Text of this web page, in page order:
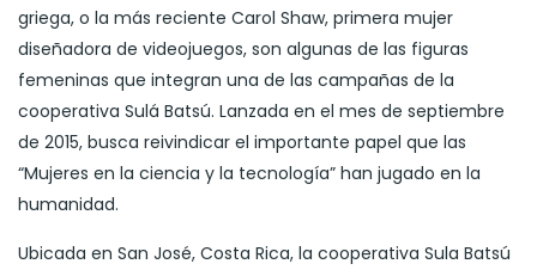
griega, o la más reciente Carol Shaw, primera mujer
diseñadora de videojuegos, son algunas de las figuras
femeninas que integran una de las campañas de la
cooperativa Sulá Batsú. Lanzada en el mes de septiembre
de 2015, busca reivindicar el importante papel que las
“Mujeres en la ciencia y la tecnología” han jugado en la
humanidad.
Ubicada en San José, Costa Rica, la cooperativa Sula Batsú